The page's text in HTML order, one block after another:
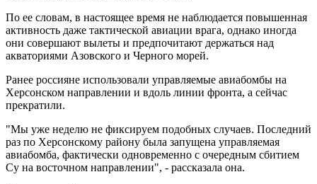
По ее словам, в настоящее время не наблюдается повышенная
активность даже тактической авиации врага, однако иногда
они совершают вылеты и предпочитают держаться над
акваториями Азовского и Черного морей.
Ранее россияне использовали управляемые авиабомбы на
Херсонском направлении и вдоль линии фронта, а сейчас
прекратили.
"Мы уже неделю не фиксируем подобных случаев. Последний
раз по Херсонскому району была запущена управляемая
авиабомба, фактически одновременно с очередным сбитием
Су на восточном направлении", - рассказала она.